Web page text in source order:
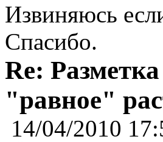
Извиняюсь
Спасибо.
Re:
"равное"
14/04/2010